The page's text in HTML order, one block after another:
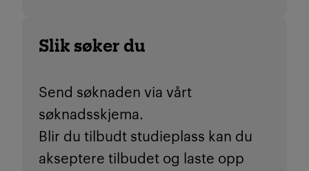
Slik søker du
Send søknaden via vårt
søknadsskjema.
Blir du tilbudt studieplass kan du
akseptere tilbudet og laste opp